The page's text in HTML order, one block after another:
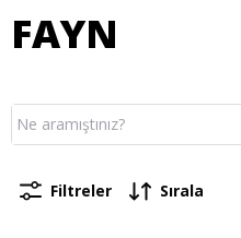
FAYN
Filtreler Sırala